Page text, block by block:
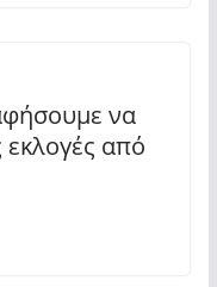
να
εκλογές από